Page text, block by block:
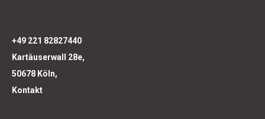
+49 221 82827440
Kartäuserwall 28e,
50678 Köln,
Kontakt